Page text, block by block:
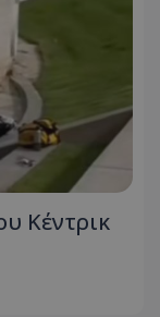
Κέντρικ